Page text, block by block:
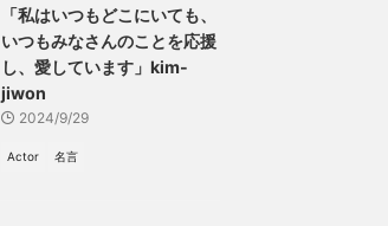
「私はいつもどこにいても、
いつもみなさんのことを応援
し、愛しています」kim-
jiwon
2024/9/29
Actor 名言